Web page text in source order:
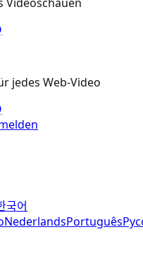
jedes Web-Video
국어
NederlandsPortuguês